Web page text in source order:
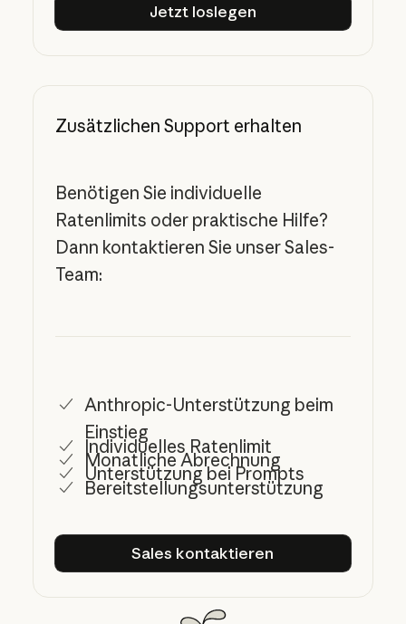
Jetzt loslegen
Zusätzlichen Support erhalten
Benötigen Sie individuelle
Ratenlimits oder praktische Hilfe?
Dann kontaktieren Sie unser Sales-
Team:
Anthropic-Unterstützung beim
Einstieg
Individuelles Ratenlimit
Monatliche Abrechnung
Unterstützung bei Prompts
Bereitstellungsunterstützung
Sales kontaktieren